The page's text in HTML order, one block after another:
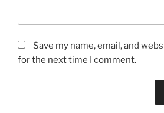
Save my name, email, and
for the next time I comment.